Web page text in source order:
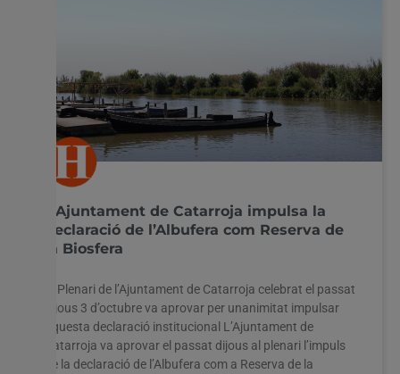
L’Ajuntament de Catarroja impulsa la
declaració de l’Albufera com Reserva de
la Biosfera
El Plenari de l’Ajuntament de Catarroja celebrat el passat
dijous 3 d’octubre va aprovar per unanimitat impulsar
aquesta declaració institucional L’Ajuntament de
Catarroja va aprovar el passat dijous al plenari l’impuls
de la declaració de l’Albufera com a Reserva de la